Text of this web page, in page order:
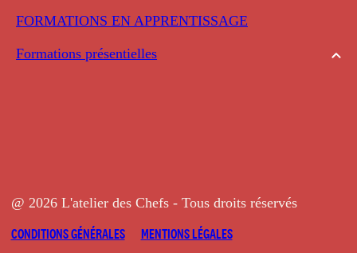
FORMATIONS EN APPRENTISSAGE
Formations présentielles
@ 2026 L'atelier des Chefs - Tous droits réservés
CONDITIONS GÉNÉRALES
MENTIONS LÉGALES